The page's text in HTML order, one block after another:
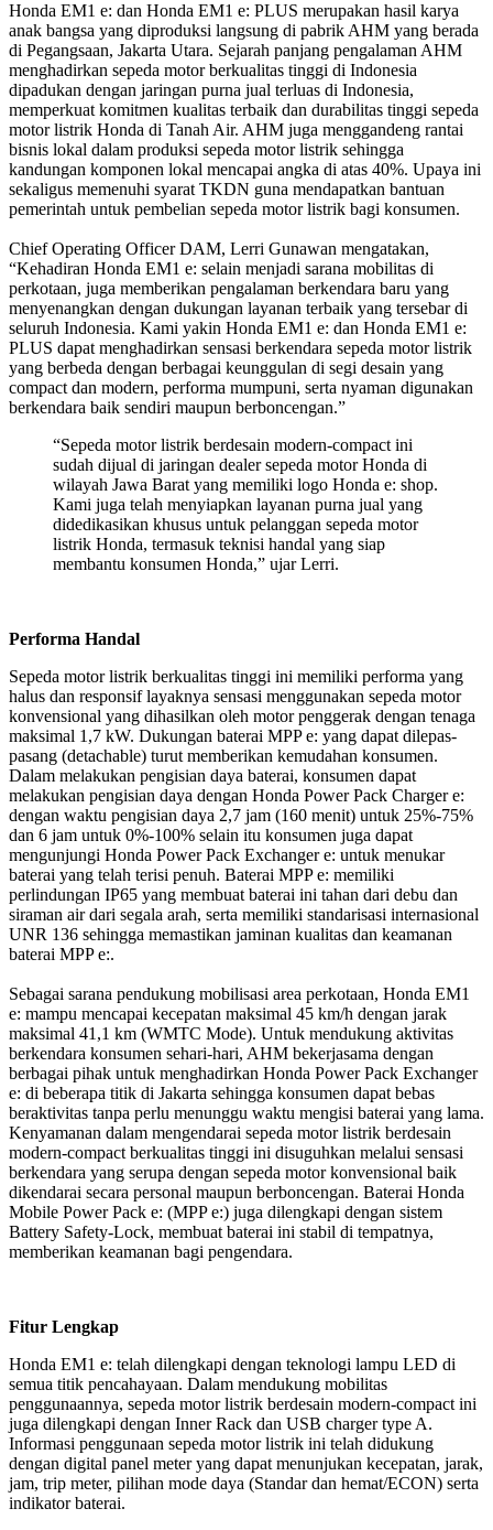
Honda EM1 e: dan Honda EM1 e: PLUS merupakan hasil karya
anak bangsa yang diproduksi langsung di pabrik AHM yang berada
di Pegangsaan, Jakarta Utara. Sejarah panjang pengalaman AHM
menghadirkan sepeda motor berkualitas tinggi di Indonesia
dipadukan dengan jaringan purna jual terluas di Indonesia,
memperkuat komitmen kualitas terbaik dan durabilitas tinggi sepeda
motor listrik Honda di Tanah Air. AHM juga menggandeng rantai
bisnis lokal dalam produksi sepeda motor listrik sehingga
kandungan komponen lokal mencapai angka di atas 40%. Upaya ini
sekaligus memenuhi syarat TKDN guna mendapatkan bantuan
pemerintah untuk pembelian sepeda motor listrik bagi konsumen.
Chief Operating Officer DAM, Lerri Gunawan mengatakan,
“Kehadiran Honda EM1 e: selain menjadi sarana mobilitas di
perkotaan, juga memberikan pengalaman berkendara baru yang
menyenangkan dengan dukungan layanan terbaik yang tersebar di
seluruh Indonesia. Kami yakin Honda EM1 e: dan Honda EM1 e:
PLUS dapat menghadirkan sensasi berkendara sepeda motor listrik
yang berbeda dengan berbagai keunggulan di segi desain yang
compact dan modern, performa mumpuni, serta nyaman digunakan
berkendara baik sendiri maupun berboncengan.”
“Sepeda motor listrik berdesain modern-compact ini
sudah dijual di jaringan dealer sepeda motor Honda di
wilayah Jawa Barat yang memiliki logo Honda e: shop.
Kami juga telah menyiapkan layanan purna jual yang
didedikasikan khusus untuk pelanggan sepeda motor
listrik Honda, termasuk teknisi handal yang siap
membantu konsumen Honda,” ujar Lerri.
Performa Handal
Sepeda motor listrik berkualitas tinggi ini memiliki performa yang
halus dan responsif layaknya sensasi menggunakan sepeda motor
konvensional yang dihasilkan oleh motor penggerak dengan tenaga
maksimal 1,7 kW. Dukungan baterai MPP e: yang dapat dilepas-
pasang (detachable) turut memberikan kemudahan konsumen.
Dalam melakukan pengisian daya baterai, konsumen dapat
melakukan pengisian daya dengan Honda Power Pack Charger e:
dengan waktu pengisian daya 2,7 jam (160 menit) untuk 25%-75%
dan 6 jam untuk 0%-100% selain itu konsumen juga dapat
mengunjungi Honda Power Pack Exchanger e: untuk menukar
baterai yang telah terisi penuh. Baterai MPP e: memiliki
perlindungan IP65 yang membuat baterai ini tahan dari debu dan
siraman air dari segala arah, serta memiliki standarisasi internasional
UNR 136 sehingga memastikan jaminan kualitas dan keamanan
baterai MPP e:.
Sebagai sarana pendukung mobilisasi area perkotaan, Honda EM1
e: mampu mencapai kecepatan maksimal 45 km/h dengan jarak
maksimal 41,1 km (WMTC Mode). Untuk mendukung aktivitas
berkendara konsumen sehari-hari, AHM bekerjasama dengan
berbagai pihak untuk menghadirkan Honda Power Pack Exchanger
e: di beberapa titik di Jakarta sehingga konsumen dapat bebas
beraktivitas tanpa perlu menunggu waktu mengisi baterai yang lama.
Kenyamanan dalam mengendarai sepeda motor listrik berdesain
modern-compact berkualitas tinggi ini disuguhkan melalui sensasi
berkendara yang serupa dengan sepeda motor konvensional baik
dikendarai secara personal maupun berboncengan. Baterai Honda
Mobile Power Pack e: (MPP e:) juga dilengkapi dengan sistem
Battery Safety-Lock, membuat baterai ini stabil di tempatnya,
memberikan keamanan bagi pengendara.
Fitur Lengkap
Honda EM1 e: telah dilengkapi dengan teknologi lampu LED di
semua titik pencahayaan. Dalam mendukung mobilitas
penggunaannya, sepeda motor listrik berdesain modern-compact ini
juga dilengkapi dengan Inner Rack dan USB charger type A.
Informasi penggunaan sepeda motor listrik ini telah didukung
dengan digital panel meter yang dapat menunjukan kecepatan, jarak,
jam, trip meter, pilihan mode daya (Standar dan hemat/ECON) serta
indikator baterai.